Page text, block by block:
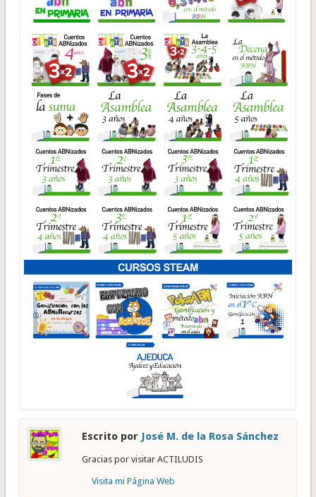
Escrito por José M. de la Rosa Sánchez
Gracias por visitar ACTILUDIS
Visita mi Página Web